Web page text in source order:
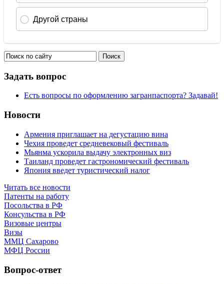
Задать вопрос
Есть вопросы по оформлению загранпаспорта? Задавай!
Новости
Армения приглашает на дегустацию вина
Чехия проведет средневековый фестиваль
Мьянма ускорила выдачу электронных виз
Таиланд проведет гастрономический фестиваль
Япония введет туристический налог
Читать все новости
Патенты на работу
Посольства в РФ
Консульства в РФ
Визовые центры
Визы
ММЦ Сахарово
МФЦ России
Вопрос-ответ